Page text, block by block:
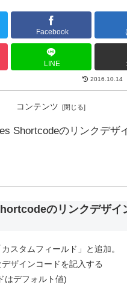
Facebook
LINE
2016.10.14
コンテンツ
Shortcodeのリンクデザ
のリンクデザイ
スタムフィールド」と追加。
ザインコードを記入する
はデフォルト値)